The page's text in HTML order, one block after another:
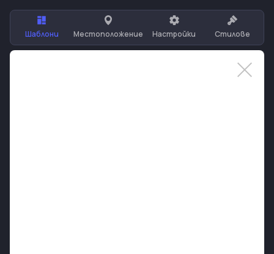
Шаблони Местоположение Настройки Стилове